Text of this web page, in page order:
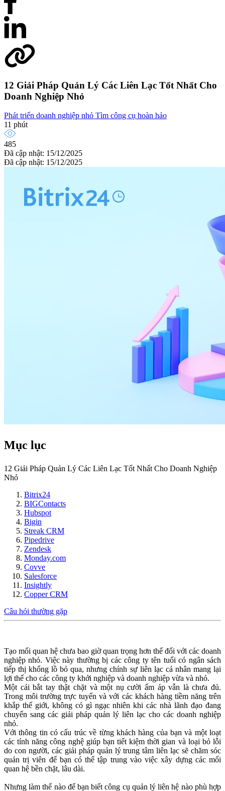
12 Giải Pháp Quản Lý Các Liên Lạc Tốt Nhất Cho
Doanh Nghiệp Nhỏ
Phát triển doanh nghiệp nhỏ Tìm công cụ hoàn hảo
11 phút
485
Đã cập nhật: 15/12/2025
Đã cập nhật: 15/12/2025
Mục lục
12 Giải Pháp Quản Lý Các Liên Lạc Tốt Nhất Cho Doanh Nghiệp
Nhỏ
Bitrix24
BIGContacts
Hubspot
Bigin
Streak CRM
Pipedrive
Zendesk
Monday.com
Covve
Salesforce
Insightly
Copper CRM
Câu hỏi thường gặp
Tạo mối quan hệ chưa bao giờ quan trọng hơn thế đối với các doanh
nghiệp nhỏ. Việc này thường bị các công ty tên tuổi có ngân sách
tiếp thị khổng lồ bỏ qua, nhưng chính sự liên lạc cá nhân mang lại
lợi thế cho các công ty khởi nghiệp và doanh nghiệp vừa và nhỏ.
Một cái bắt tay thật chặt và một nụ cười ấm áp vẫn là chưa đủ.
Trong môi trường trực tuyến và với các khách hàng tiềm năng trên
khắp thế giới, không có gì ngạc nhiên khi các nhà lãnh đạo đang
chuyển sang các giải pháp quản lý liên lạc cho các doanh nghiệp
nhỏ.
Với thông tin có cấu trúc về từng khách hàng của bạn và một loạt
các tính năng công nghệ giúp bạn tiết kiệm thời gian và loại bỏ lỗi
do con người, các giải pháp quản lý trung tâm liên lạc sẽ chăm sóc
quản trị viên để bạn có thể tập trung vào việc xây dựng các mối
quan hệ bền chặt, lâu dài.
Nhưng làm thế nào để bạn biết công cụ quản lý liên hệ nào phù hợp